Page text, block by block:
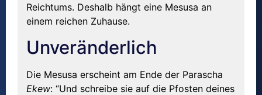
Reichtums. Deshalb hängt eine Mesusa an
einem reichen Zuhause.
Unveränderlich
Die Mesusa erscheint am Ende der Parascha
Ekew: “Und schreibe sie auf die Pfosten deines